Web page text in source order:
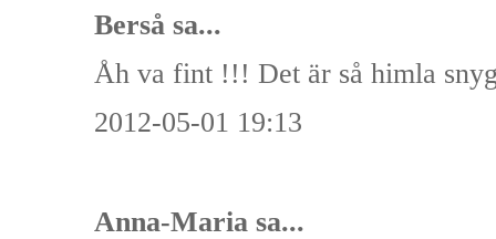
Berså sa...
Åh va fint !!! Det är så himla
2012-05-01 19:13
Anna-Maria sa...